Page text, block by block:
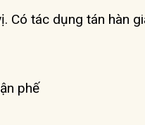
Có tác dụng tán hàn
phế